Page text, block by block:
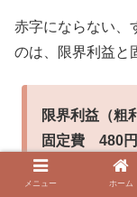
赤字にならない、
のは、限界利益と
限界利益（粗
固定費 480円
メニュー ホーム